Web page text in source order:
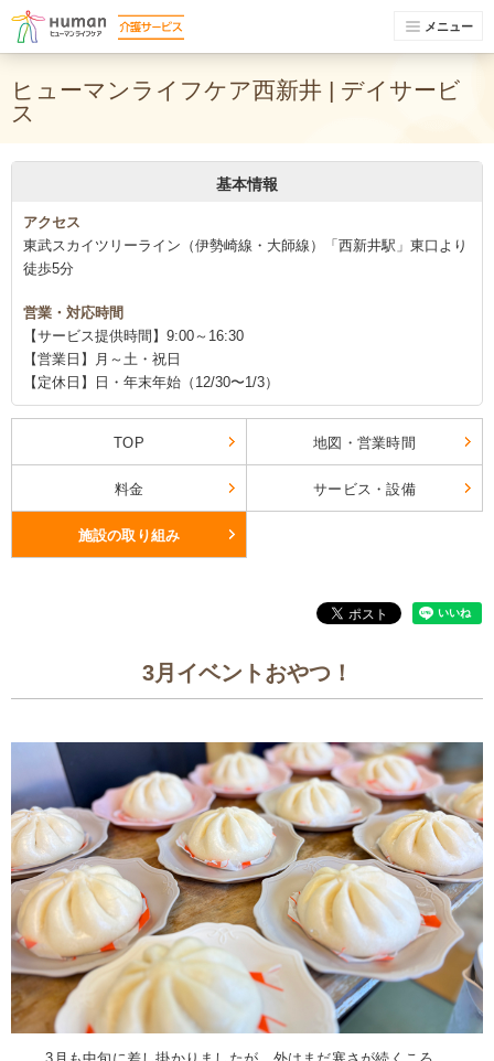
メニュー
ヒューマンライフケア西新井 | デイサービ
ス
基本情報
アクセス
東武スカイツリーライン（伊勢崎線・大師線）「西新井駅」東口より
徒歩5分
営業・対応時間
【サービス提供時間】9:00～16:30
【営業日】月～土・祝日
【定休日】日・年末年始（12/30〜1/3）
TOP 地図・営業時間
料金 サービス・設備
施設の取り組み
3月イベントおやつ！